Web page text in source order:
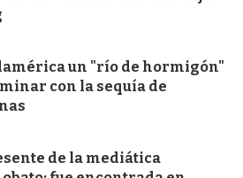
un "río de hormigón"
con la sequía de
de la mediática